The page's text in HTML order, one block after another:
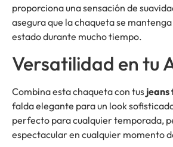
proporciona una sensación de
asegura que la chaqueta se
estado durante mucho tiempo.
Versatilidad en tu
Combina esta chaqueta con tus
falda elegante para un look
perfecto para cualquier temporada,
espectacular en cualquier momento